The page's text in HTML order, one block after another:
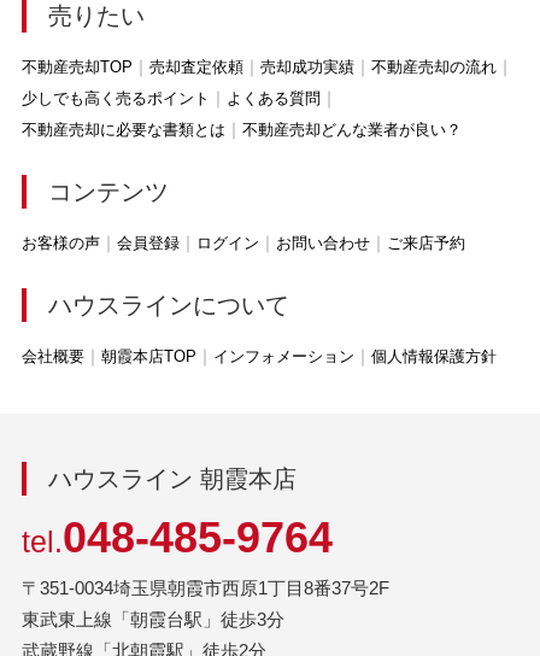
売りたい
不動産売却TOP 売却査定依頼 売却成功実績
不動産売却の流れ
少しでも高く売るポイント
よくある質問
不動産売却に必要な書類とは
不動産売却どんな業者が良い？
コンテンツ
お客様の声 会員登録 ログイン お問い合わせ ご来店予約
ハウスラインについて
会社概要 朝霞本店TOP インフォメーション 個人情報保護方針
ハウスライン 朝霞本店
tel.048-485-9764
〒351-0034埼玉県朝霞市西原1丁目8番37号2F
東武東上線「朝霞台駅」徒歩3分
武蔵野線「北朝霞駅」徒歩2分